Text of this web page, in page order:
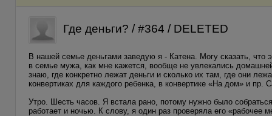
Где деньги? / #364 / DELETED
В нашей семье деньгами заведую я - Катена. Могу сказать,
в семье мужа, как мне кажется, вообще не увлекались
знаю, где конкретно лежат деньги и сколько их там, где они
конвертиках для каждого ребенка, в конвертике «На дом» и
Утро. Шесть часов. Я встала рано, потому нужно было
работает и ночью. К слову, я один раз проверяла его «рабочее